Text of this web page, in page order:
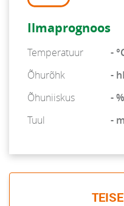
Ilmaprognoos
Temperatuur
-
Õhurõhk
-
Õhuniiskus
- %
Tuul
-